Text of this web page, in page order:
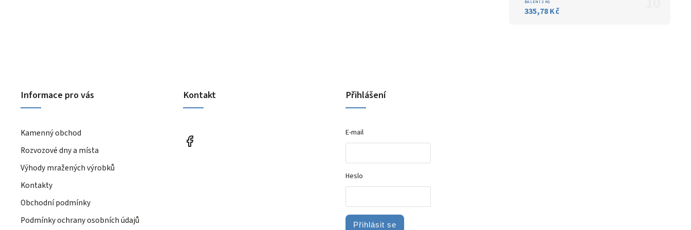
BALENÍ 2 KG
335,78 Kč
Informace pro vás
Kamenný obchod
Rozvozové dny a místa
Výhody mražených výrobků
Kontakty
Obchodní podmínky
Podmínky ochrany osobních údajů
Kontakt Přihlášení
E-mail
Heslo
Přihlásit se